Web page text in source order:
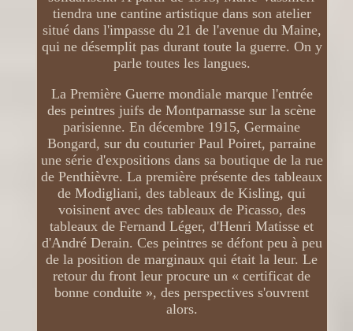
tiendra une cantine artistique dans son atelier
situé dans l'impasse du 21 de l'avenue du Maine,
qui ne désemplit pas durant toute la guerre. On y
parle toutes les langues.
La Première Guerre mondiale marque l'entrée
des peintres juifs de Montparnasse sur la scène
parisienne. En décembre 1915, Germaine
Bongard, sur du couturier Paul Poiret, parraine
une série d'expositions dans sa boutique de la rue
de Penthièvre. La première présente des tableaux
de Modigliani, des tableaux de Kisling, qui
voisinent avec des tableaux de Picasso, des
tableaux de Fernand Léger, d'Henri Matisse et
d'André Derain. Ces peintres se défont peu à peu
de la position de marginaux qui était la leur. Le
retour du front leur procure un « certificat de
bonne conduite », des perspectives s'ouvrent
alors.